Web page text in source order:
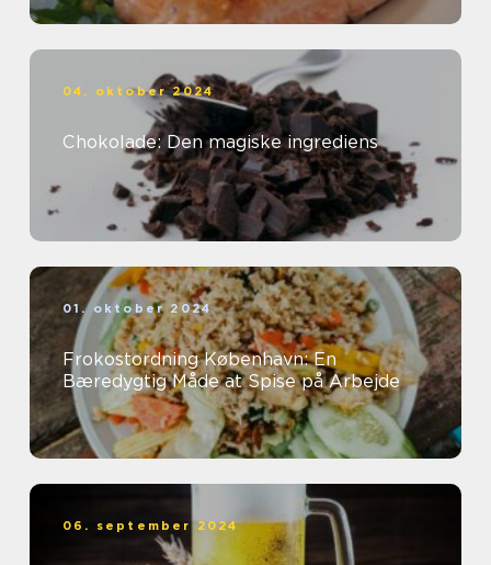
04. oktober 2024
Chokolade: Den magiske ingrediens
01. oktober 2024
Frokostordning København: En
Bæredygtig Måde at Spise på Arbejde
06. september 2024